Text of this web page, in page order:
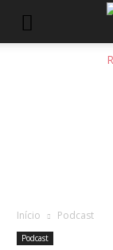
Início Podcast
Podcast